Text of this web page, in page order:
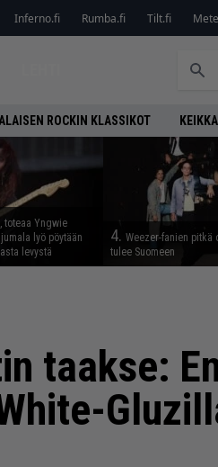
Inferno.fi Rumba.fi Tilt.fi
ROCKIN KLASSIKOT KEIKKA
toteaa Yngwie
lyö pöytään
levystä
4. Weezer-fanien pitkä
tulee Suomeen
taakse: